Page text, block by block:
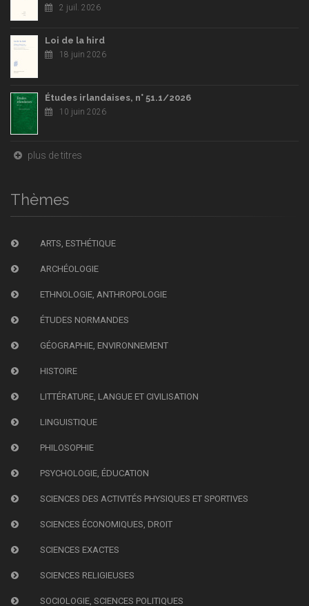
2 juil. 2026
Loi de la hird
18 juin 2026
Études irlandaises, n° 51.1/2026
10 juin 2026
plus de titres
Thèmes
ARTS, ESTHÉTIQUE
ARCHÉOLOGIE
ETHNOLOGIE, ANTHROPOLOGIE
ÉTUDES NORMANDES
GÉOGRAPHIE, ENVIRONNEMENT
HISTOIRE
LITTÉRATURE, LANGUE ET CIVILISATION
LINGUISTIQUE
PHILOSOPHIE
PSYCHOLOGIE, ÉDUCATION
SCIENCES DES ACTIVITÉS PHYSIQUES ET SPORTIVES
SCIENCES ÉCONOMIQUES, DROIT
SCIENCES EXACTES
SCIENCES RELIGIEUSES
SOCIOLOGIE, SCIENCES POLITIQUES